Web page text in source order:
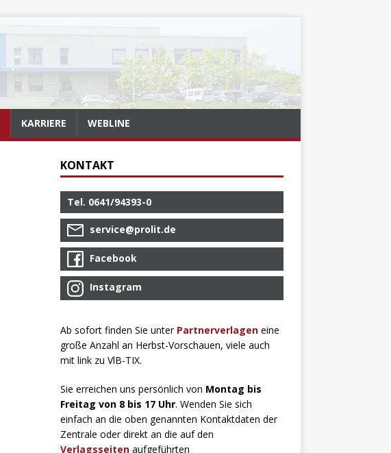
KARRIERE WEBLINE
KONTAKT
Tel. 0641/94393-0
service@prolit.de
Facebook
Instagram
Ab sofort finden Sie unter Partnerverlageneine
große Anzahl an Herbst-Vorschauen, viele auch
mit link zu VlB-TIX.
Sie erreichen uns persönlich von Montag bis
Freitag von 8 bis 17 Uhr. Wenden Sie sich
einfach an die oben genannten Kontaktdaten der
Zentrale oder direkt an die auf den
Verlagsseitenaufgeführten